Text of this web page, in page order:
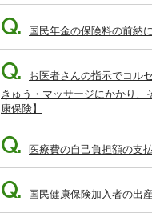
Q. 国民年金の保険料の前納
Q.
お医者さんの指示でコル
きゅう・マッサージにかかり
康保険】
Q. 医療費の自己負担額の支
Q. 国民健康保険加入者の出